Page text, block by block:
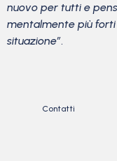
nuovo per tutti e
mentalmente più
situazione”.
Contatti